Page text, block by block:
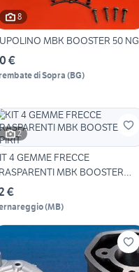
8
MBK BOOSTER 50 NG
€
di Sopra (BG)
2
4 GEMME FRECCE
MBK BOOSTER
€
(MB)